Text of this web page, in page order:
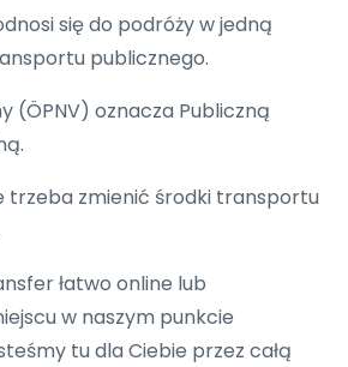
się do podróży w jedną
publicznego.
(ÖPNV) oznacza Publiczną
trzeba zmienić środki transportu
łatwo online lub
w naszym punkcie
tu dla Ciebie przez całą